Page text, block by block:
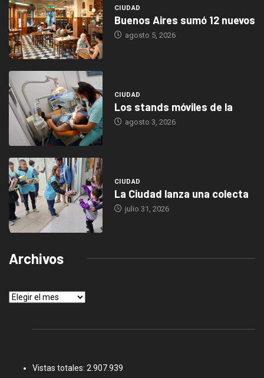
CIUDAD
Buenos Aires sumó 12 nuevos
agosto 5, 2026
CIUDAD
Los stands móviles de la
agosto 3, 2026
CIUDAD
La Ciudad lanza una colecta
julio 31, 2026
Archivos
Archivos
Vistas totales: 2.907.939